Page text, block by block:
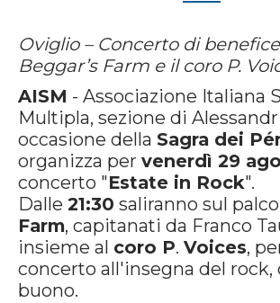
Oviglio – Concerto di
Beggar’s Farm e il coro P.
AISM - Associazione Italiana
Multipla, sezione di
occasione della Sagra dei
organizza per venerdì 29
concerto "Estate in Rock".
Dalle 21:30 saliranno sul
Farm, capitanati da Franco
insieme al coro P. Voices,
concerto all'insegna del rock,
buono.